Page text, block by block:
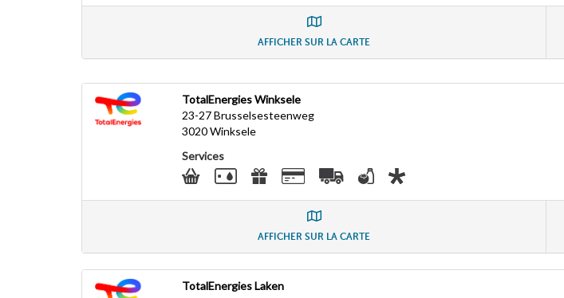
AFFICHER SUR LA CARTE
TotalEnergies Winksele
23-27 Brusselsesteenweg
3020Winksele
Services
AFFICHER SUR LA CARTE
TotalEnergies Laken